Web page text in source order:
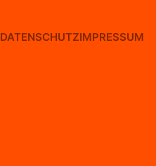
DATENSCHUTZIMPRESSUM